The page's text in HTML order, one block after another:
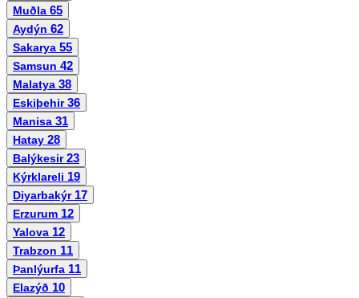
Muðla 65
Aydýn 62
Sakarya 55
Samsun 42
Malatya 38
Eskiþehir36
Manisa 31
Hatay 28
Balýkesir23
Kýrklareli 19
Diyarbakýr 17
Erzurum 12
Yalova 12
Trabzon 11
Þanlýurfa 11
Elazýð 10